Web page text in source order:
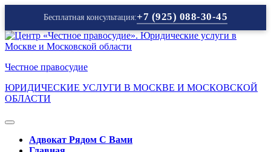
Бесплатная консультация:+7 (925) 088-30-45
Перейти
к
Честное правосудие
ЮРИДИЧЕСКИЕ УСЛУГИ В МОСКВЕ И МОСКОВСКОЙ
ОБЛАСТИ
Кнопка
ОткрытьАдвокат Рядом С Вами